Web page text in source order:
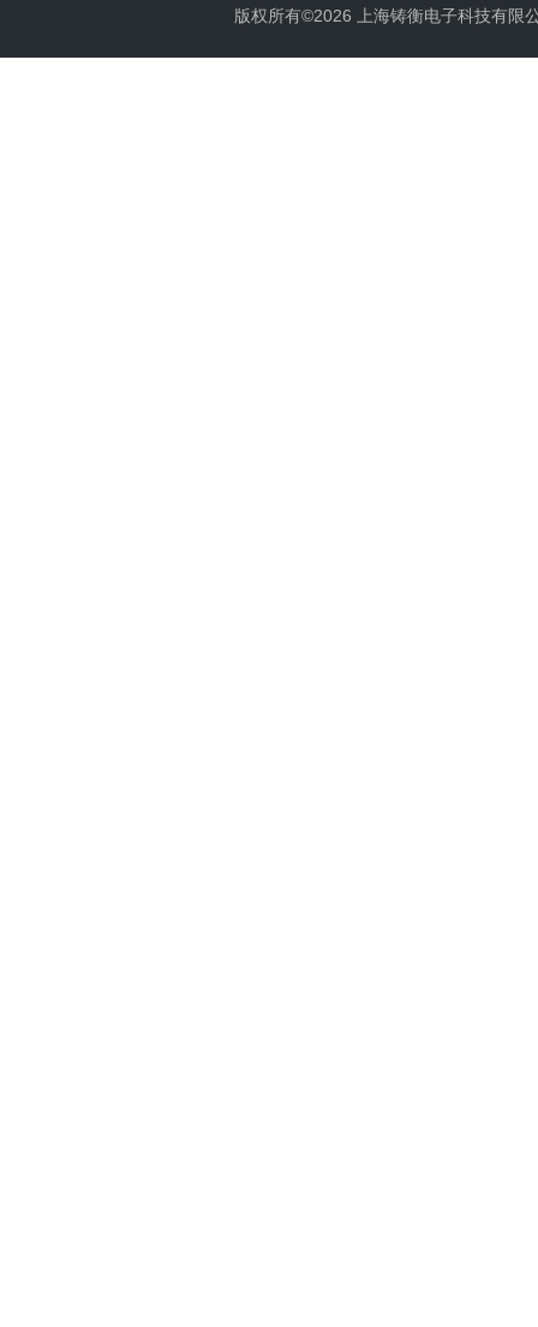
版权所有©2026 上海铸衡电子科技有